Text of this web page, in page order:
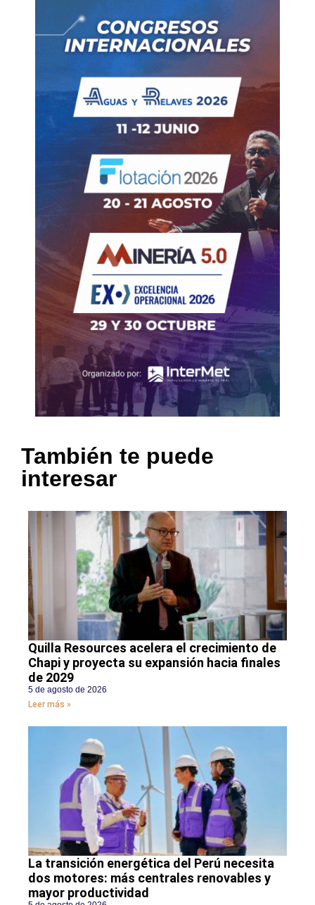
También te puede
interesar
Quilla Resources acelera el crecimiento de
Chapi y proyecta su expansión hacia finales
de 2029
5 de agosto de 2026
Leer más »
La transición energética del Perú necesita
dos motores: más centrales renovables y
mayor productividad